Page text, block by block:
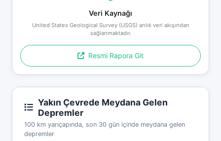
Veri Kaynağı
United States Geological Survey (USGS) anlık veri akışından
sağlanmaktadır.
Resmi Rapora Git
Yakın Çevrede Meydana Gelen
Depremler
100 km yarıçapında, son 30 gün içinde meydana gelen
depremler